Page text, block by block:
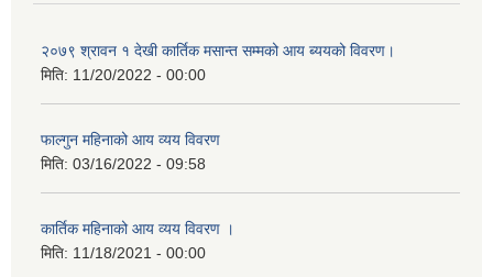
२०७९ श्रावन १ देखी कार्तिक मसान्त सम्मको आय ब्ययको विवरण।
मिति: 11/20/2022 - 00:00
फाल्गुन महिनाको आय व्यय विवरण
मिति: 03/16/2022 - 09:58
कार्तिक महिनाको आय व्यय विवरण ।
मिति: 11/18/2021 - 00:00